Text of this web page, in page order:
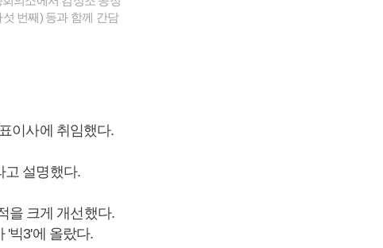
번째) 등과 함께 간담
이사에 취임했다.
고 설명했다.
을 크게 개선했다.
'빅3'에 올랐다.